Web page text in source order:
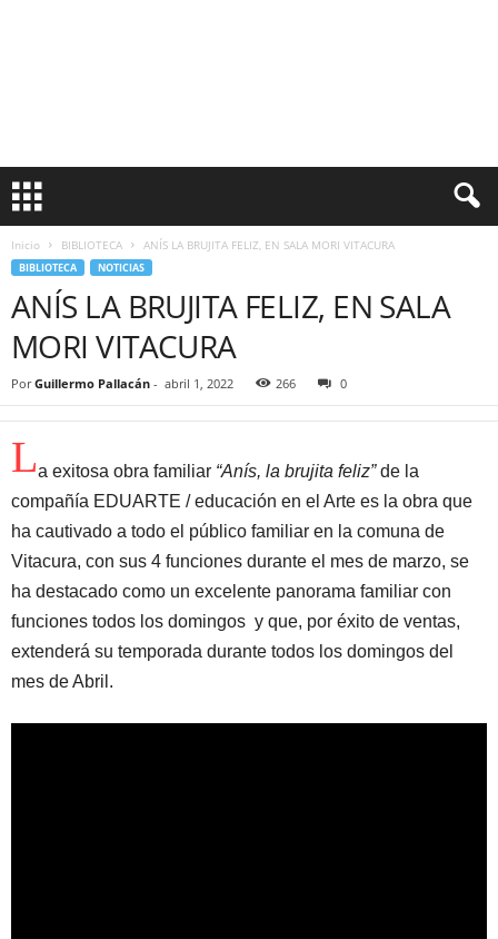
Inicio BIBLIOTECA ANÍS LA BRUJITA FELIZ, EN SALA MORI VITACURA
BIBLIOTECA NOTICIAS
ANÍS LA BRUJITA FELIZ, EN SALA
MORI VITACURA
Por Guillermo Pallacán - abril 1, 2022 266 0
La exitosa obra familiar “Anís, la brujita feliz”de la
compañía EDUARTE / educación en el Arte es la obra que
ha cautivado a todo el público familiar en la comuna de
Vitacura, con sus 4 funciones durante el mes de marzo, se
ha destacado como un excelente panorama familiar con
funciones todos los domingos y que, por éxito de ventas,
extenderá su temporada durante todos los domingos del
mes de Abril.